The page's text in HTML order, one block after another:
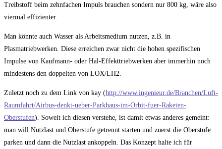
Treibstoff beim zehnfachen Impuls brauchen sondern nur 800 kg, wäre also
viermal effizienter.
Man könnte auch Wasser als Arbeitsmedium nutzen, z.B. in
Plasmatriebwerken. Diese erreichen zwar nicht die hohen spezifischen
Impulse von Kaufmann- oder Hal-Effekttriebwerken aber immerhin noch
mindestens den doppelten von LOX/LH2.
Zuletzt noch zu dem Link von kay (http://www.ingenieur.de/Branchen/Luft-
Raumfahrt/Airbus-denkt-ueber-Parkhaus-im-Orbit-fuer-Raketen-
Oberstufen). Soweit ich diesen verstehe, ist damit etwas anderes gemeint:
man will Nutzlast und Oberstufe getrennt starten und zuerst die Oberstufe
parken und dann die Nutzlast ankoppeln. Das Konzept halte ich für